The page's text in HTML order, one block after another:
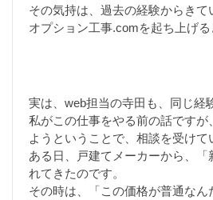
その気持は、過去の経験からき
オプション工事.comを起ち上げ
実は、web担当の寺田も、同じ経
私がこの仕事をやる前の話です
ようということで、相談を受けて
ある日、戸建てメーカーから、
れてきたのです。
その時は、「この価格が普通な